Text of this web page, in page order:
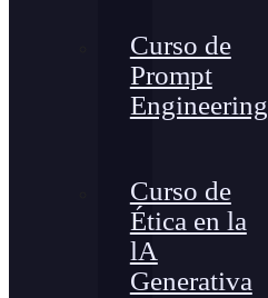
Curso de
Prompt
Engineering
Curso de
Ética en la
lA
Generativa